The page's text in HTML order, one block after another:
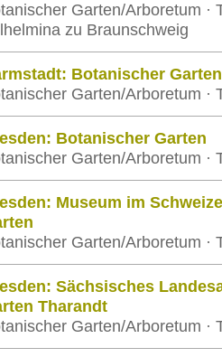
Garten/Arboretum ·
zu Braunschweig
Botanischer
Garten/Arboretum ·
Botanischer Garten
Garten/Arboretum ·
Museum im
Garten/Arboretum ·
Sächsisches
Tharandt
Garten/Arboretum ·